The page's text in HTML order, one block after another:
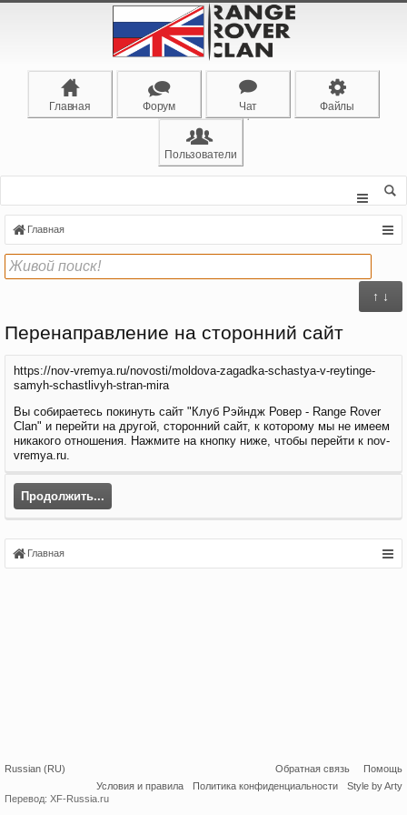
Главная Форум Чат Файлы
Пользователи
Главная
↑ ↓
Перенаправление на сторонний сайт
https://nov-vremya.ru/novosti/moldova-zagadka-schastya-v-reytinge-
samyh-schastlivyh-stran-mira
Вы собираетесь покинуть сайт "Клуб Рэйндж Ровер - Range Rover
Clan" и перейти на другой, сторонний сайт, к которому мы не имеем
никакого отношения. Нажмите на кнопку ниже, чтобы перейти к nov-
vremya.ru.
Продолжить...
Главная
Russian (RU) Обратная связь
Помощь
Условия и правила
Политика конфиденциальности
Style by Arty
Перевод: XF-Russia.ru